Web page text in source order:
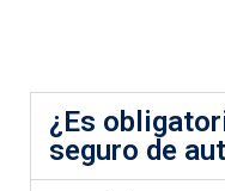
¿Es
seguro de